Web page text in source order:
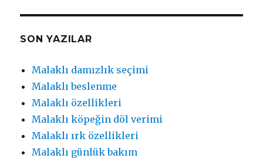
SON YAZILAR
Malaklı damızlık seçimi
Malaklı beslenme
Malaklı özellikleri
Malaklı köpeğin döl verimi
Malaklı ırk özellikleri
Malaklı günlük bakım